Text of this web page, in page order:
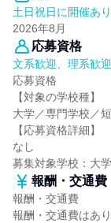
土日祝日に開催あ
2026年8月
応募資格
文系歓迎、理系歓迎
応募資格
【対象の学校種】
大学／専門学校／
【応募資格詳細】
なし
募集対象学校：大
報酬・交通費
報酬・交通費
報酬・交通費はあり